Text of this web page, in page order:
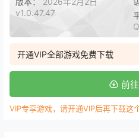
v1.0.47.47
开通VIP全部游戏免费下载
前
VIP专享游戏，请开通VIP后再下载这